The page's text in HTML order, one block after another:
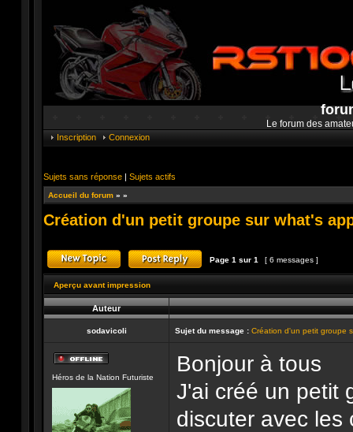
Le forum des
Inscription Connexion
Sujets sans réponse | Sujets actifs
Accueil du forum » »
Création d'un petit groupe sur what's
Publier un nouveau sujetRépondre au sujet
Page 1 sur 1 [ 6 messages ]
Aperçu avant impression
Auteur
sodavicoli Sujet du message : Création d'un petit groupe
ligne
Héros de la Nation Futuriste
Bonjour à tous
J'ai créé un petit
discuter avec les